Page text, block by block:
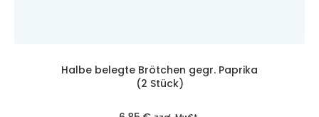
Halbe belegte Brötchen gegr. Paprika
(2 Stück)